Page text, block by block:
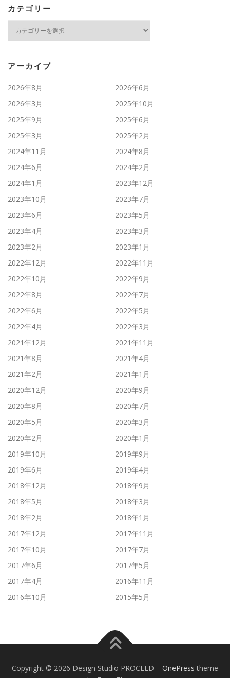
カテゴリー
ー
アーカイブ
2026年8月
2026年6月
2026年3月
2025年10月
2025年9月
2025年6月
2025年3月
2025年2月
2024年11月
2024年8月
2024年6月
2024年2月
2024年1月
2023年12月
2023年10月
2023年7月
2023年6月
2023年5月
2023年4月
2023年3月
2023年2月
2023年1月
2022年12月
2022年11月
2022年10月
2022年9月
2022年8月
2022年7月
2022年6月
2022年5月
2022年4月
2022年3月
2021年12月
2021年11月
2021年8月
2021年4月
2021年2月
2021年1月
2020年12月
2020年9月
2020年8月
2020年7月
2020年5月
2020年3月
2020年2月
2020年1月
2019年10月
2019年9月
2019年6月
2019年4月
2018年12月
2018年9月
2018年5月
2018年3月
2018年2月
2018年1月
2017年12月
2017年11月
2017年10月
2017年7月
2017年6月
2017年5月
2017年4月
2016年11月
2016年10月
2015年5月
Copyright © 2026 Design Studio PROCEED – OnePress theme